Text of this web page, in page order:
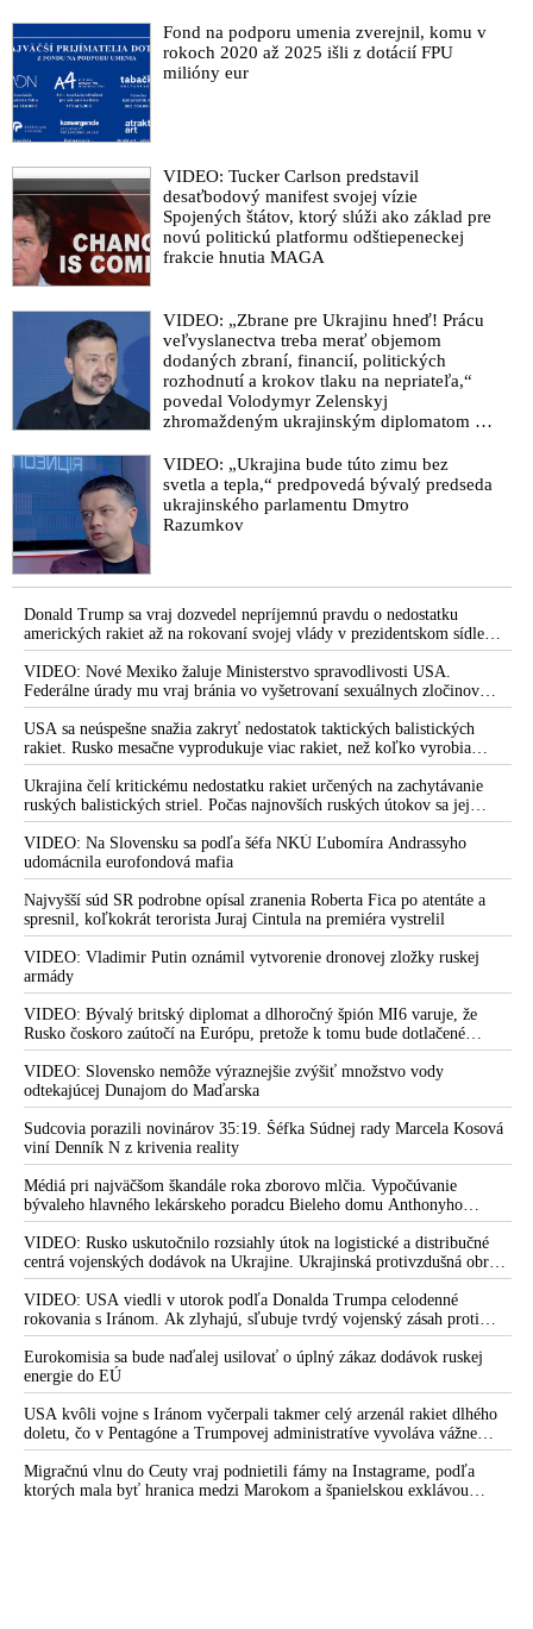
Fond na podporu umenia zverejnil, komu v
rokoch 2020 až 2025 išli z dotácií FPU
milióny eur
VIDEO: Tucker Carlson predstavil
desaťbodový manifest svojej vízie
Spojených štátov, ktorý slúži ako základ pre
novú politickú platformu odštiepeneckej
frakcie hnutia MAGA
VIDEO: „Zbrane pre Ukrajinu hneď! Prácu
veľvyslanectva treba merať objemom
dodaných zbraní, financií, politických
rozhodnutí a krokov tlaku na nepriateľa,“
povedal Volodymyr Zelenskyj
zhromaždeným ukrajinským diplomatom v
že USA Ukrajine nedodajú protiraketové
systémy Patriot
VIDEO: „Ukrajina bude túto zimu bez
svetla a tepla,“ predpovedá bývalý predseda
ukrajinského parlamentu Dmytro
Razumkov
Donald Trump sa vraj dozvedel nepríjemnú pravdu o nedostatku
amerických rakiet až na rokovaní svojej vlády v prezidentskom sídle
Camp David v Marylande, a preto musel odložiť plánované útoky na
Irán. Prezident USA sa pre to údajne pohádal so šéfom Pentagónu, lebo
bol presvedčený o opaku
VIDEO: Nové Mexiko žaluje Ministerstvo spravodlivosti USA.
Federálne úrady mu vraj bránia vo vyšetrovaní sexuálnych zločinov
organizátora pedofilnej siete Jeffreyho Epsteina. Ten mal nariadiť, aby
dve dievčatá zo zahraničia, ktoré boli uškrtené počas drsného
fetišistického sexu, pochovali v blízkosti jeho ranča v tomto americkom
štáte
USA sa neúspešne snažia zakryť nedostatok taktických balistických
rakiet. Rusko mesačne vyprodukuje viac rakiet, než koľko vyrobia
všetci producenti systémov Patriot dohromady
Ukrajina čelí kritickému nedostatku rakiet určených na zachytávanie
ruských balistických striel. Počas najnovších ruských útokov sa jej
nepodarilo zostreliť ani jednu. Volodymyr Zelenskyj sa v zúfalstve snaží
prostredníctvom NATO zabezpečiť ich dodávky
VIDEO: Na Slovensku sa podľa šéfa NKÚ Ľubomíra Andrassyho
udomácnila eurofondová mafia
Najvyšší súd SR podrobne opísal zranenia Roberta Fica po atentáte a
spresnil, koľkokrát terorista Juraj Cintula na premiéra vystrelil
VIDEO: Vladimir Putin oznámil vytvorenie dronovej zložky ruskej
armády
VIDEO: Bývalý britský diplomat a dlhoročný špión MI6 varuje, že
Rusko čoskoro zaútočí na Európu, pretože k tomu bude dotlačené
rovnako, ako bolo dotlačené k invázii na Ukrajinu v roku 2022.
Zelenskyj medzitým v Kyjeve naliehal na zhromaždených diplomatov,
aby vo svete zháňali energie pre Ukrajinu na zimu. Putin vraj bude
mobilizovať a vojna sa do zimy pravdepodobne neskončí
VIDEO: Slovensko nemôže výraznejšie zvýšiť množstvo vody
odtekajúcej Dunajom do Maďarska
Sudcovia porazili novinárov 35:19. Šéfka Súdnej rady Marcela Kosová
viní Denník N z krivenia reality
Médiá pri najväčšom škandále roka zborovo mlčia. Vypočúvanie
bývaleho hlavného lekárskeho poradcu Bieleho domu Anthonyho
Fauciho pred výborom amerického Senátu väčšina médií ignorovala
VIDEO: Rusko uskutočnilo rozsiahly útok na logistické a distribučné
centrá vojenských dodávok na Ukrajine. Ukrajinská protivzdušná obrana
nedokázala počas ničivého nočného útoku na Kyjev a jeho okolie
zachytiť ani jednu ruskú raketu
VIDEO: USA viedli v utorok podľa Donalda Trumpa celodenné
rokovania s Iránom. Ak zlyhajú, sľubuje tvrdý vojenský zásah proti
Teheránu
Eurokomisia sa bude naďalej usilovať o úplný zákaz dodávok ruskej
energie do EÚ
USA kvôli vojne s Iránom vyčerpali takmer celý arzenál rakiet dlhého
doletu, čo v Pentagóne a Trumpovej administratíve vyvoláva vážne
obavy o bojaschopnosť americkej armády v prípade vypuknutia
konfliktu s Čínou alebo Ruskom
Migračnú vlnu do Ceuty vraj podnietili fámy na Instagrame, podľa
ktorých mala byť hranica medzi Marokom a španielskou exklávou